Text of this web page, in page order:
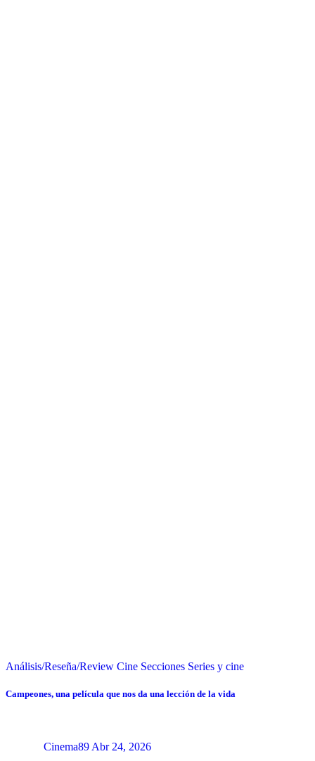
Análisis/Reseña/Review Cine Secciones Series y cine
Campeones, una película que nos da una lección de la vida
Cinema89 Abr 24, 2026